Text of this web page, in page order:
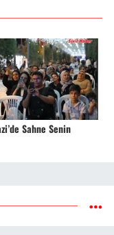
Sahne Senin